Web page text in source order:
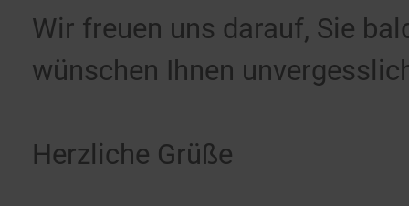
Wir freuen uns darauf, Sie
wünschen Ihnen
Herzliche Grüße